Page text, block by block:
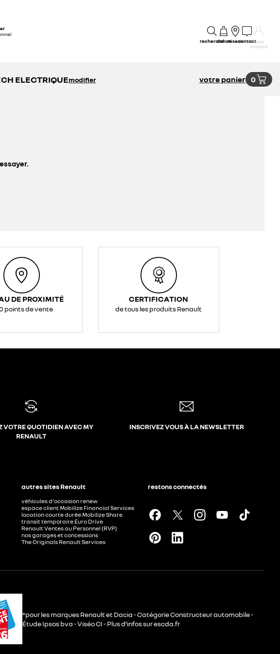
rechercheachatréseaucontactmon
compte
ELECTRIQUEmodifier votre panier 0
DE PROXIMITÉ
points de vente
CERTIFICATION
de tous les produits Renault
VOTRE QUOTIDIEN AVEC MY
RENAULT
INSCRIVEZ VOUS À LA NEWSLETTER
autres sites Renault
véhicules d'occasion renew
espace client Mobilize Financial Services
location courte durée Mobilize Share
transit temporaire Euro Drive
Renault Ventes au Personnel (RVP)
nos garages et concessions
The Originals Renault Services
restons connectés
*pour les marques Renault et Dacia - Catégorie Constructeur automobile -
Étude Ipsos bva - Viséo CI - Plus d’infos sur escda.fr